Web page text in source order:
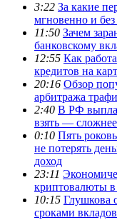
3:22 За какие
мгновенно и
11:50 Зачем
банковскому
12:55 Как
кредитов на
20:16 Обзор
арбитража
2:40 В РФ
взять — сложнее
0:10 Пять
не потерять
доход
23:11
криптовалюты в
10:15 Глушкова
сроками